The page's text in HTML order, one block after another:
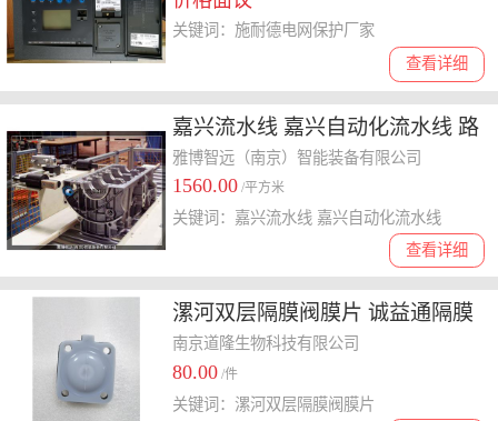
查看详细
关键词：施耐德电网保护厂家
嘉兴流水线 嘉兴自动化流水线 路
面切割机行业 床垫流水线
雅博智远（南京）智能装备有限公司
1560.00 /平方米
查看详细
关键词：嘉兴流水线 嘉兴自动化流水线
漯河双层隔膜阀膜片 诚益通隔膜
垫
南京道隆生物科技有限公司
80.00 /件
关键词：漯河双层隔膜阀膜片